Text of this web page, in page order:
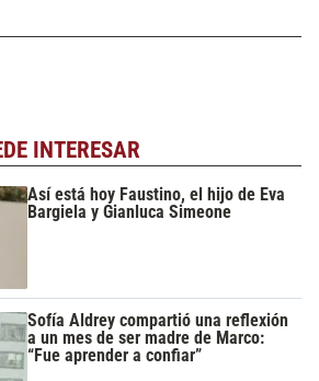
INTERESAR
Así está hoy Faustino, el hijo de Eva
Bargiela y Gianluca Simeone
Sofía Aldrey compartió una reflexión
a un mes de ser madre de Marco:
“Fue aprender a confiar”